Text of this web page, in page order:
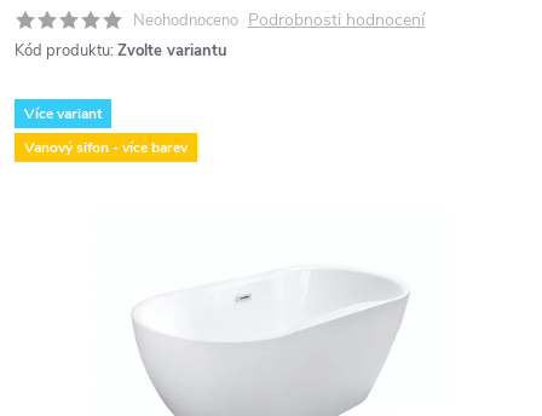
Neohodnoceno Podrobnosti hodnocení
Kód produktu: Zvolte variantu
Více variant
Vanový sifon - více barev